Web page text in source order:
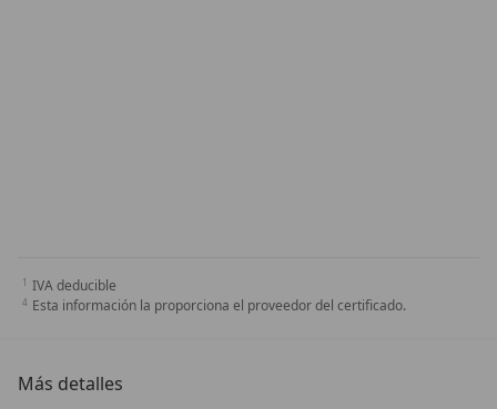
IVA deducible
Esta información la proporciona el proveedor del certificado.
Más detalles